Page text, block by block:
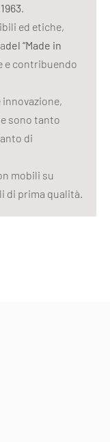
.
ed etiche,
del “Made in
e contribuendo
sono tanto
di
mobili su
di prima qualità.